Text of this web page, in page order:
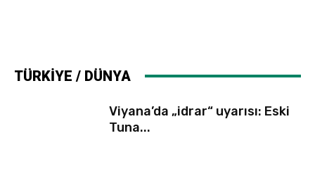
TÜRKİYE / DÜNYA
Viyana’da „idrar“ uyarısı: Eski
Tuna...